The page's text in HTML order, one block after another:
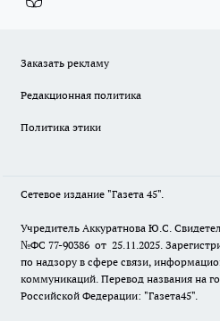
Заказать рекламу
Редакционная политика
Политика этики
Сетевое издание "Газета 45".
Учредитель Аккуратнова Ю.С.
№ФС 77-90386 от 25.11.2025.
по надзору в сфере связи,
коммуникаций. Перевод названия на
Российской Федерации: "Газета45".